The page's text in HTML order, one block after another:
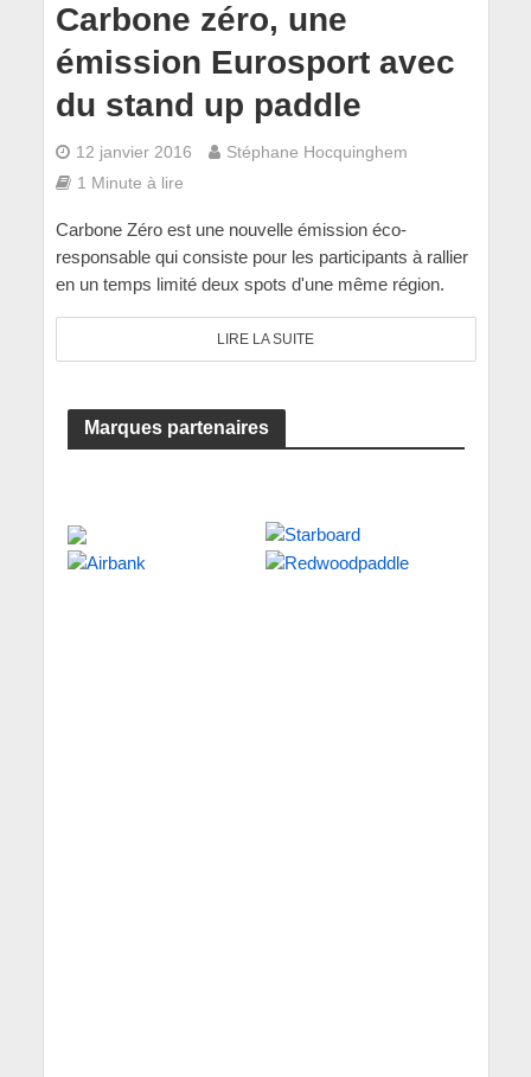
Carbone zéro, une
émission Eurosport avec
du stand up paddle
12 janvier 2016
Stéphane Hocquinghem
1 Minute à lire
Carbone Zéro est une nouvelle émission éco-
responsable qui consiste pour les participants à rallier
en un temps limité deux spots d'une même région.
LIRE LA SUITE
Marques partenaires